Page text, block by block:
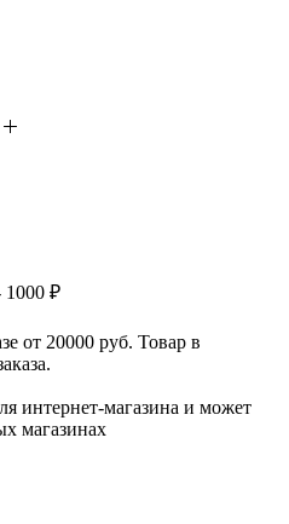
₽
от 20000 руб. Товар в
интернет-магазина и может
магазинах